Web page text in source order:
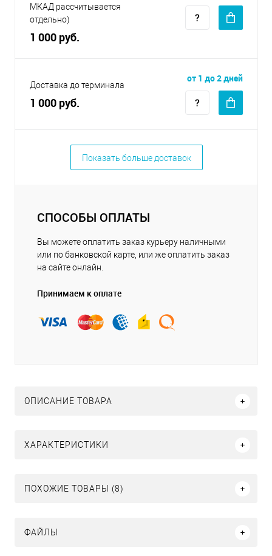
МКАД рассчитывается
отдельно)
1 000 руб.
Доставка до терминала
1 000 руб.
от 1 до 2 дней
Показать больше доставок
СПОСОБЫ ОПЛАТЫ
Вы можете оплатить заказ курьеру наличными
или по банковской карте, или же оплатить заказ
на сайте онлайн.
Принимаем к оплате
ОПИСАНИЕ ТОВАРА
ХАРАКТЕРИСТИКИ
ПОХОЖИЕ ТОВАРЫ (8)
ФАЙЛЫ